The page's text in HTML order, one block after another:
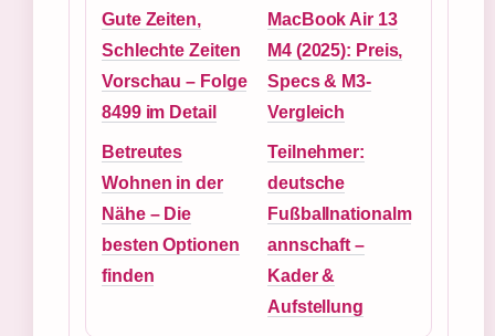
Gute Zeiten,
Schlechte Zeiten
Vorschau – Folge
8499 im Detail
MacBook Air 13
M4 (2025): Preis,
Specs & M3-
Vergleich
Betreutes
Wohnen in der
Nähe – Die
besten Optionen
finden
Teilnehmer:
deutsche
Fußballnationalm
annschaft –
Kader &
Aufstellung